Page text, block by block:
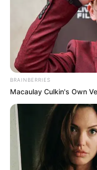
BRAINBERRIES
Macaulay Culkin's Own